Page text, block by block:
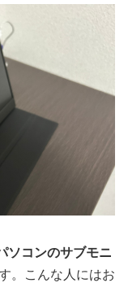
ソコンのサブモニ
。こんな人にはお